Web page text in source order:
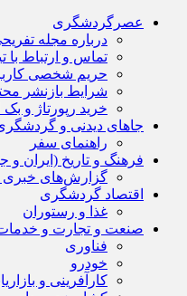
عصرگردشگری
درباره مجله
تماس و ارتباط
حریم شخصی
شرایط بازنشر
خرید رپورتاژ و
جاهای دیدنی و
راهنمای سفر
فرهنگ و تاریخ (ایران و
گزارش‌های خبری
اقتصاد گردشگری
غذا و رستوران
صنعت و تجارت و
فناوری
خودرو
کارآفرینی و